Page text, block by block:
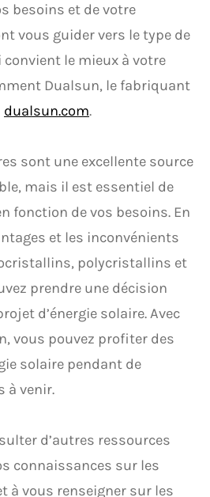
besoins et de votre
vous guider vers le type de
le mieux à votre
Dualsun, le fabriquant
dualsun.com.
sont une excellente source
mais il est essentiel de
fonction de vos besoins. En
et les inconvénients
polycristallins et
prendre une décision
d’énergie solaire. Avec
vous pouvez profiter des
solaire pendant de
à venir.
d’autres ressources
connaissances sur les
à vous renseigner sur les